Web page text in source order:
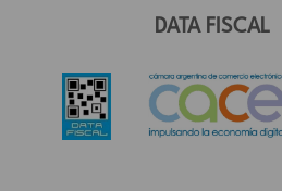
DATA FISCAL